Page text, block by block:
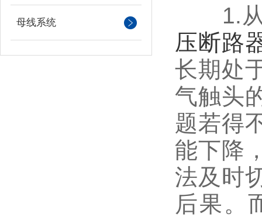
母线系统
1.从
压断路
长期处
气触头
题若得
能下降
法及时
后果。